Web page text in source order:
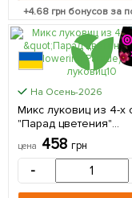
+4.68 грн бонусов за
На Осень-2026
Микс луковиц из 4-х
"Парад цветения"
(Flowering Parade)
луковиц
цена 458 грн
-